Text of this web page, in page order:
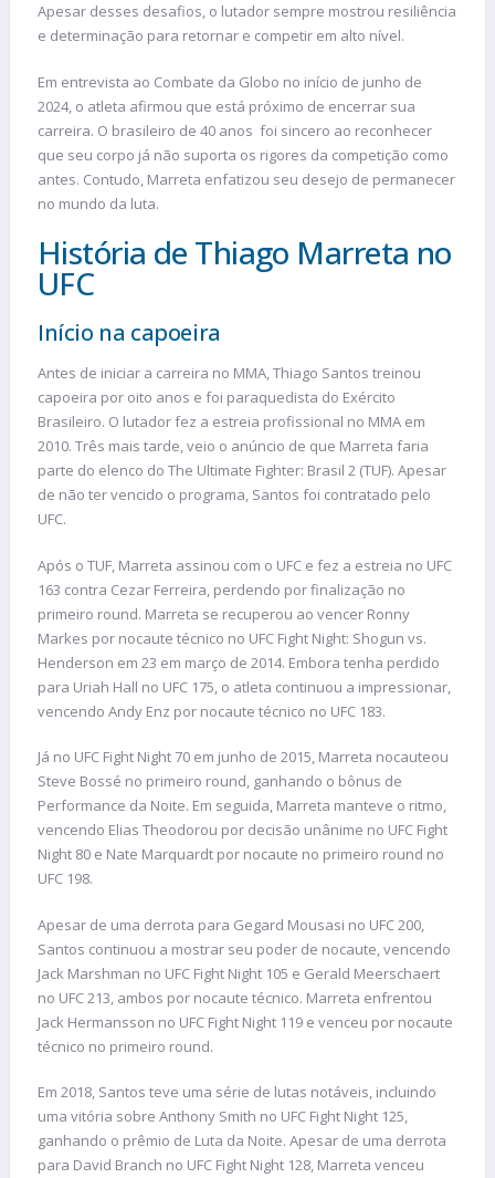
Apesar desses desafios, o lutador sempre mostrou resiliência
e determinação para retornar e competir em alto nível.
Em entrevista ao Combate da Globo no início de junho de
2024, o atleta afirmou que está próximo de encerrar sua
carreira. O brasileiro de 40 anos foi sincero ao reconhecer
que seu corpo já não suporta os rigores da competição como
antes. Contudo, Marreta enfatizou seu desejo de permanecer
no mundo da luta.
História de Thiago Marreta no
UFC
Início na capoeira
Antes de iniciar a carreira no MMA, Thiago Santos treinou
capoeira por oito anos e foi paraquedista do Exército
Brasileiro. O lutador fez a estreia profissional no MMA em
2010. Três mais tarde, veio o anúncio de que Marreta faria
parte do elenco do The Ultimate Fighter: Brasil 2 (TUF). Apesar
de não ter vencido o programa, Santos foi contratado pelo
UFC.
Após o TUF, Marreta assinou com o UFC e fez a estreia no UFC
163 contra Cezar Ferreira, perdendo por finalização no
primeiro round. Marreta se recuperou ao vencer Ronny
Markes por nocaute técnico no UFC Fight Night: Shogun vs.
Henderson em 23 em março de 2014. Embora tenha perdido
para Uriah Hall no UFC 175, o atleta continuou a impressionar,
vencendo Andy Enz por nocaute técnico no UFC 183.
Já no UFC Fight Night 70 em junho de 2015, Marreta nocauteou
Steve Bossé no primeiro round, ganhando o bônus de
Performance da Noite. Em seguida, Marreta manteve o ritmo,
vencendo Elias Theodorou por decisão unânime no UFC Fight
Night 80 e Nate Marquardt por nocaute no primeiro round no
UFC 198.
Apesar de uma derrota para Gegard Mousasi no UFC 200,
Santos continuou a mostrar seu poder de nocaute, vencendo
Jack Marshman no UFC Fight Night 105 e Gerald Meerschaert
no UFC 213, ambos por nocaute técnico. Marreta enfrentou
Jack Hermansson no UFC Fight Night 119 e venceu por nocaute
técnico no primeiro round.
Em 2018, Santos teve uma série de lutas notáveis, incluindo
uma vitória sobre Anthony Smith no UFC Fight Night 125,
ganhando o prêmio de Luta da Noite. Apesar de uma derrota
para David Branch no UFC Fight Night 128, Marreta venceu